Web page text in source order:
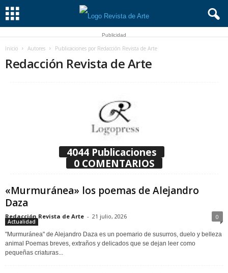
Publicidad
Inicio Autores Publicaciones por Redacción Revista de Arte
Redacción Revista de Arte
4044 Publicaciones
0 COMENTARIOS
«Murmuránea» los poemas de Alejandro
Daza
Redacción Revista de Arte - 21 julio, 2026 0
Actualidad
"Murmuránea" de Alejandro Daza es un poemario de susurros, duelo y belleza
animal Poemas breves, extraños y delicados que se dejan leer como
pequeñas criaturas...